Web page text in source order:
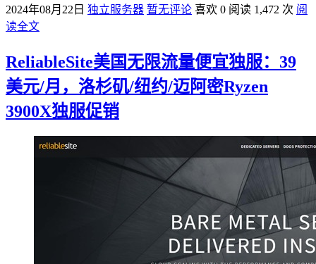
2024年08月22日 独立服务器 暂无评论 喜欢 0 阅读 1,472 次 阅
读全文
ReliableSite美国无限流量便宜独服：39
美元/月，洛杉矶/纽约/迈阿密Ryzen
3900X独服促销